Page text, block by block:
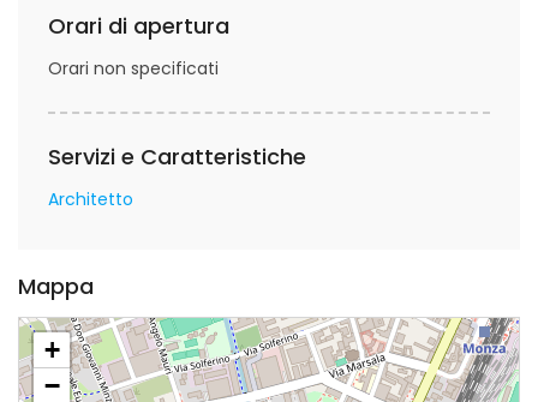
Orari di apertura
Orari non specificati
Servizi e Caratteristiche
Architetto
Mappa
+
−